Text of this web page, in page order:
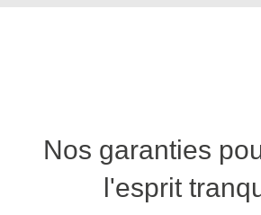
Nos garanties
l'esprit